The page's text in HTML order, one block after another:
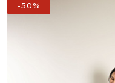
-50%